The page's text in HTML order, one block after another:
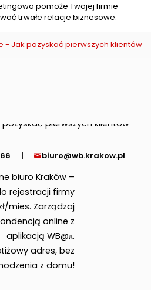
pomoże Twojej firmie
trwałe relacje biznesowe.
- Jak pozyskać pierwszych klientów
| biuro@wb.krakow.pl
biuro Kraków –
rejestracji firmy
mies. Zarządzaj
online z
aplikacją WB@π.
adres, bez
z domu!